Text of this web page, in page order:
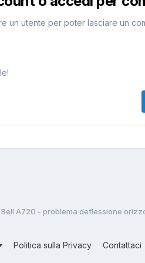
un utente per poter lasciare un
A720 - problema deflessione
Politica sulla Privacy Contattaci